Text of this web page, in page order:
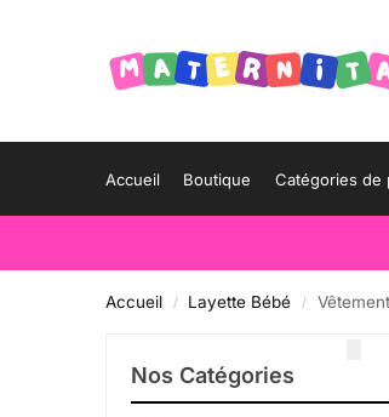
Accueil Boutique Catégories de
Accueil / Layette Bébé /
Nos Catégories